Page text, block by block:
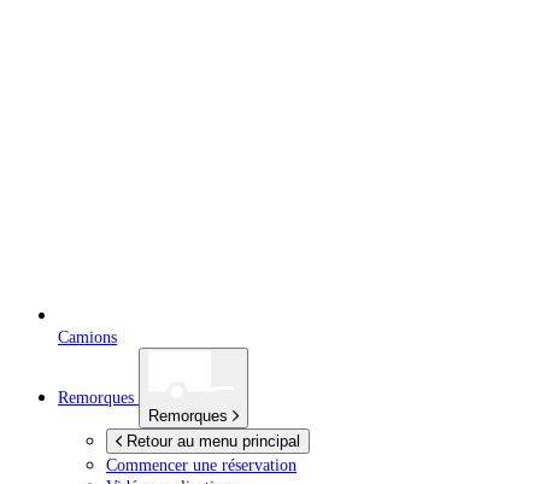
Camions
Remorques
Remorques
Retour au menu principal
Commencer une réservation